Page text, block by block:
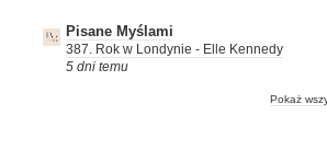
Pisane Myślami
387. Rok w Londynie - Elle Kennedy
5 dni temu
Pokaż